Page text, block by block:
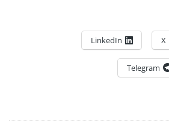
X
LinkedIn
Telegram